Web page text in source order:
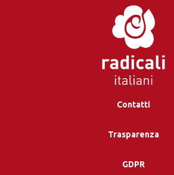
Contatti
Trasparenza
GDPR